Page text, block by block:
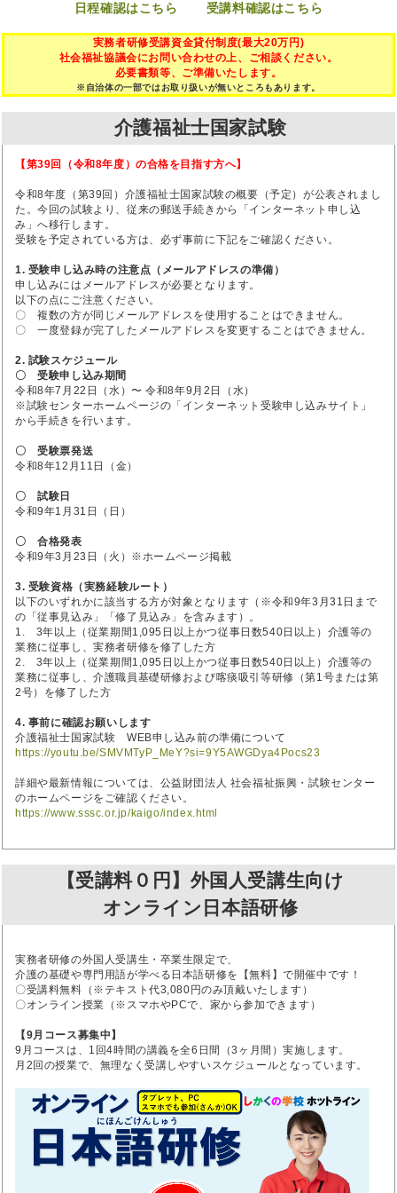
日程確認はこちら 受講料確認はこちら
実務者研修受講資金貸付制度(最大20万円)
社会福祉協議会にお問い合わせの上、ご相談ください。
必要書類等、ご準備いたします。
※自治体の一部ではお取り扱いが無いところもあります。
介護福祉士国家試験
【第39回（令和8年度）の合格を目指す方へ】
令和8年度（第39回）介護福祉士国家試験の概要（予定）が公表されまし
た。今回の試験より、従来の郵送手続きから「インターネット申し込
み」へ移行します。
受験を予定されている方は、必ず事前に下記をご確認ください。
1. 受験申し込み時の注意点（メールアドレスの準備）
申し込みにはメールアドレスが必要となります。
以下の点にご注意ください。
〇 複数の方が同じメールアドレスを使用することはできません。
〇 一度登録が完了したメールアドレスを変更することはできません。
2. 試験スケジュール
〇 受験申し込み期間
令和8年7月22日（水）〜 令和8年9月2日（水）
※試験センターホームページの「インターネット受験申し込みサイト」
から手続きを行います。
〇 受験票発送
令和8年12月11日（金）
〇 試験日
令和9年1月31日（日）
〇 合格発表
令和9年3月23日（火）※ホームページ掲載
3. 受験資格（実務経験ルート）
以下のいずれかに該当する方が対象となります（※令和9年3月31日まで
の「従事見込み」「修了見込み」を含みます）。
1. 3年以上（従業期間1,095日以上かつ従事日数540日以上）介護等の
業務に従事し、実務者研修を修了した方
2. 3年以上（従業期間1,095日以上かつ従事日数540日以上）介護等の
業務に従事し、介護職員基礎研修および喀痰吸引等研修（第1号または第
2号）を修了した方
4. 事前に確認お願いします
介護福祉士国家試験 WEB申し込み前の準備について
https://youtu.be/SMVMTyP_MeY?si=9Y5AWGDya4Pocs23
詳細や最新情報については、公益財団法人 社会福祉振興・試験センター
のホームページをご確認ください。
https://www.sssc.or.jp/kaigo/index.html
【受講料０円】外国人受講生向け
オンライン日本語研修
実務者研修の外国人受講生・卒業生限定で、
介護の基礎や専門用語が学べる日本語研修を【無料】で開催中です！
〇受講料無料（※テキスト代3,080円のみ頂戴いたします）
〇オンライン授業（※スマホやPCで、家から参加できます）
【9月コース募集中】
9月コースは、1回4時間の講義を全6日間（3ヶ月間）実施します。
月2回の授業で、無理なく受講しやすいスケジュールとなっています。